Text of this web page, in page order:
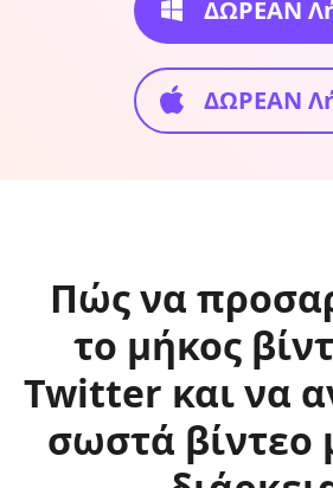
ΔΩΡΕΑΝ
ΔΩΡΕΑΝ
Πώς να
το μήκος
Twitter και να
σωστά βίντεο